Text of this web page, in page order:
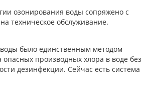
озонирования воды сопряжено с
техническое обслуживание.
было единственным методом
производных хлора в воде без
дезинфекции. Сейчас есть система